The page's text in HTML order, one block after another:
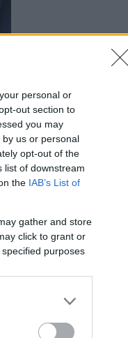
personal or
out section to
you may
us or personal
opt-out of the
list of downstream
the IAB’s List of
gather and store
click to grant or
purposes